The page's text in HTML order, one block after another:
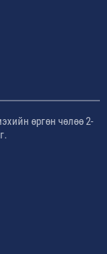
өргөн чөлөө 2-